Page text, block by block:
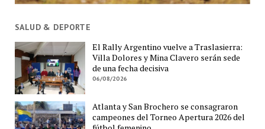
SALUD & DEPORTE
El Rally Argentino vuelve a Traslasierra:
Villa Dolores y Mina Clavero serán sede
de una fecha decisiva
06/08/2026
Atlanta y San Brochero se consagraron
campeones del Torneo Apertura 2026 del